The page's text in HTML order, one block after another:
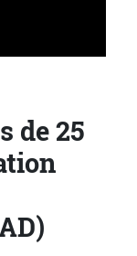
de 25